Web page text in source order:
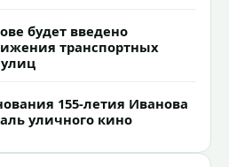
будет введено
транспортных
155-летия Иванова
уличного кино